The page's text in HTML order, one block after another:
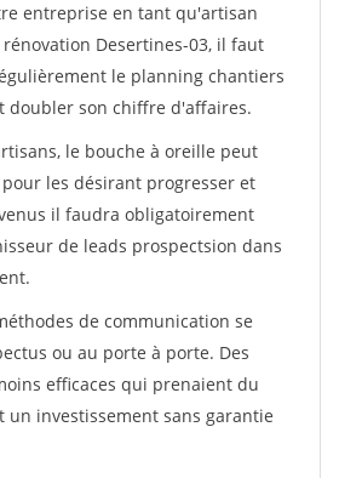
entreprise en tant qu'artisan
Desertines-03, il faut
le planning chantiers
doubler son chiffre d'affaires.
le bouche à oreille peut
les désirant progresser et
il faudra obligatoirement
de leads prospectsion dans
de communication se
ou au porte à porte. Des
efficaces qui prenaient du
un investissement sans garantie